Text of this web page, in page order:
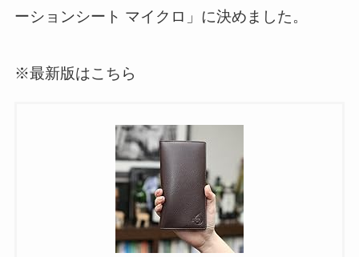
ーションシート マイクロ」に決めました。
※最新版はこちら